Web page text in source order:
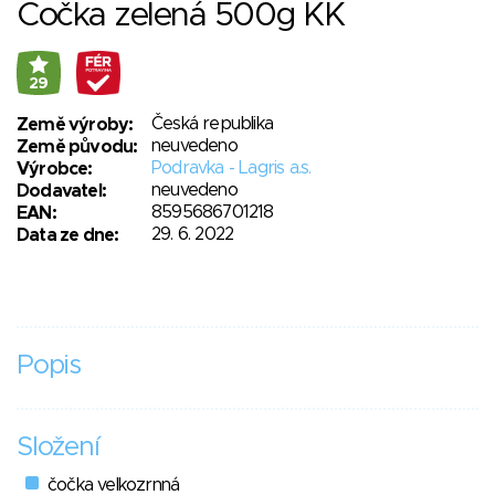
Čočka zelená 500g KK
29
Země výroby:
Česká republika
Země původu:
neuvedeno
Výrobce:
Podravka - Lagris a.s.
Dodavatel:
neuvedeno
EAN:
8595686701218
Data ze dne:
29. 6. 2022
Popis
Složení
čočka velkozrnná